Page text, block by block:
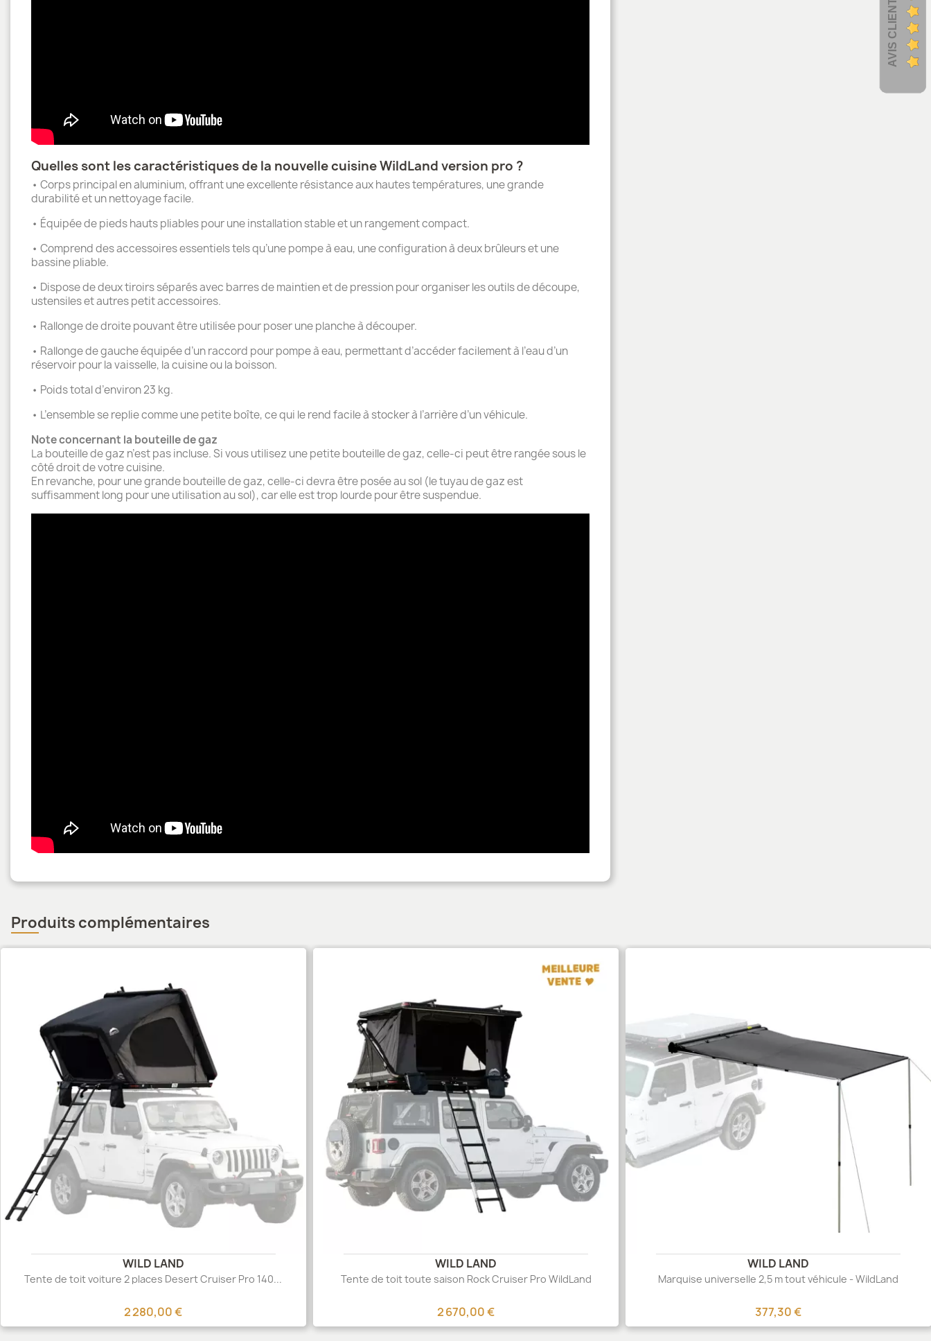
Quelles sont les caractéristiques de la nouvelle cuisine WildLand version pro ?
• Corps principal en aluminium, offrant une excellente résistance aux hautes températures, une grande
durabilité et un nettoyage facile.
• Équipée de pieds hauts pliables pour une installation stable et un rangement compact.
• Comprend des accessoires essentiels tels qu’une pompe à eau, une configuration à deux brûleurs et une
bassine pliable.
• Dispose de deux tiroirs séparés avec barres de maintien et de pression pour organiser les outils de découpe,
ustensiles et autres petit accessoires.
• Rallonge de droite pouvant être utilisée pour poser une planche à découper.
• Rallonge de gauche équipée d’un raccord pour pompe à eau, permettant d’accéder facilement à l’eau d’un
réservoir pour la vaisselle, la cuisine ou la boisson.
• Poids total d’environ 23 kg.
• L’ensemble se replie comme une petite boîte, ce qui le rend facile à stocker à l’arrière d’un véhicule.
Note concernant la bouteille de gaz
La bouteille de gaz n’est pas incluse. Si vous utilisez une petite bouteille de gaz, celle-ci peut être rangée sous le
côté droit de votre cuisine.
En revanche, pour une grande bouteille de gaz, celle-ci devra être posée au sol (le tuyau de gaz est
suffisamment long pour une utilisation au sol), car elle est trop lourde pour être suspendue.
Produits complémentaires
WILD LAND
Tente de toit voiture 2 places Desert Cruiser Pro 140...
2 280,00 €
WILD LAND
Tente de toit toute saison Rock Cruiser Pro WildLand
2 670,00 €
WILD LAND
Marquise universelle 2,5 m tout véhicule - WildLand
377,30 €
AVIS CLIENTS